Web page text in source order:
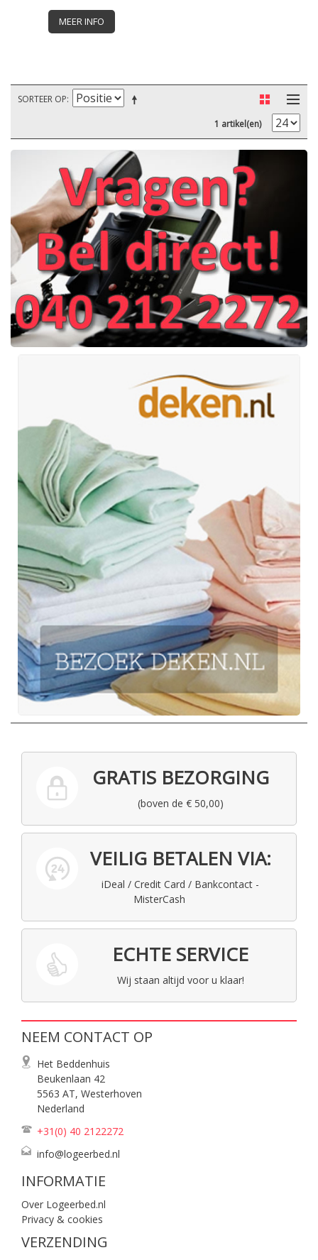
MEER INFO
SORTEER OP
1 artikel(en)
GRATIS BEZORGING
(boven de € 50,00)
VEILIG BETALEN VIA:
iDeal / Credit Card / Bankcontact -
MisterCash
ECHTE SERVICE
Wij staan altijd voor u klaar!
NEEM CONTACT OP
Het Beddenhuis
Beukenlaan 42
5563 AT, Westerhoven
Nederland
+31(0) 40 2122272
info@logeerbed.nl
INFORMATIE
Over Logeerbed.nl
Privacy & cookies
VERZENDING